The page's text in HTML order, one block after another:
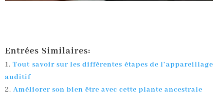
Entrées Similaires:
Tout savoir sur les différentes étapes de l’appareillage
auditif
Améliorer son bien être avec cette plante ancestrale